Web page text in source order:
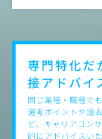
専門特化だ
接アドバイ
同じ業種・職種で
選考ポイントや過
ど、キャリアコン
的にアドバイスいた